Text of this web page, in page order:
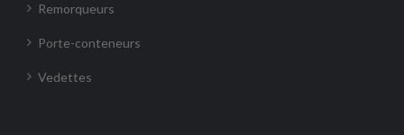
Remorqueurs
Porte-conteneurs
Vedettes